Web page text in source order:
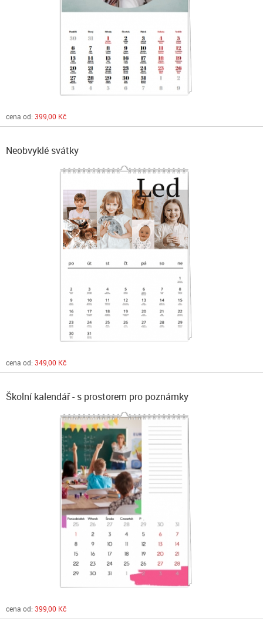
cena od: 399,00 Kč
Neobvyklé svátky
cena od: 349,00 Kč
Školní kalendář - s prostorem pro poznámky
cena od: 399,00 Kč